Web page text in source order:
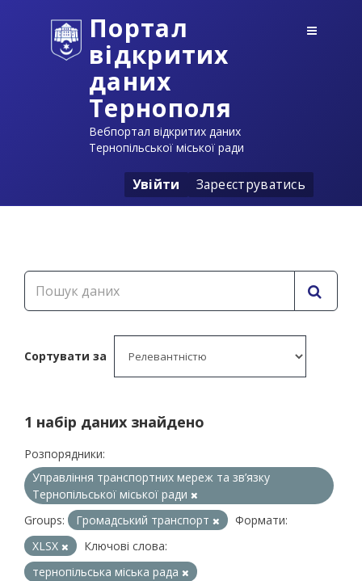
Портал
відкритих
даних
Тернополя
Вебпортал відкритих даних
Тернопільської міської ради
Увійти Зареєструватись
Сортувати за
1 набір даних знайдено
Розпорядники:
Управління транспортних мереж та зв’язку
Тернопільської міської ради
Groups:
Громадський транспорт
Формати:
XLSX
Ключові слова:
тернопільська міська рада